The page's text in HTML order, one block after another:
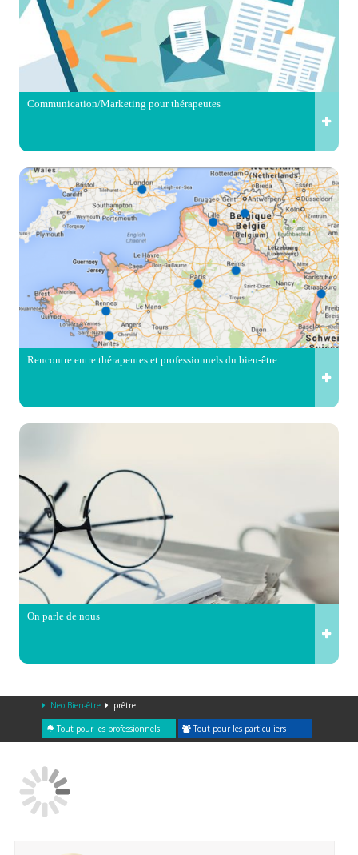
Communication/Marketing pour thérapeutes
Rencontre entre thérapeutes et professionnels du bien-être
On parle de nous
Neo Bien-être prêtre
Tout pour les professionnels Tout pour les particuliers